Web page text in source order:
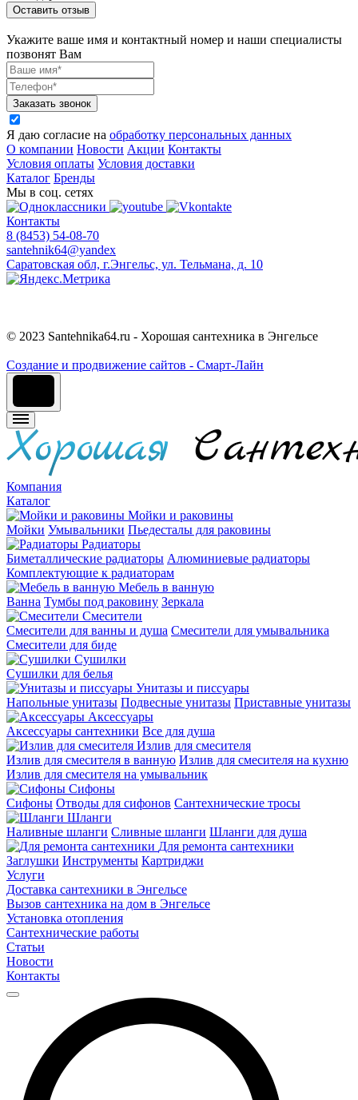
Оставить отзыв
Укажите ваше имя и контактный номер и наши специалисты
позвонят Вам
Заказать звонок
Я даю согласие на обработку персональных данных
О компании Новости Акции Контакты
Условия оплаты Условия доставки
Каталог Бренды
Мы в соц. сетях
Контакты
8 (8453) 54-08-70
santehnik64@yandex
Саратовская обл, г.Энгельс, ул. Тельмана, д. 10
© 2023 Santehnika64.ru - Хорошая сантехника в Энгельсе
Cоздание и продвижение сайтов - Смарт-Лайн
Компания
Каталог
Мойки и раковины
Мойки Умывальники Пьедесталы для раковины
Радиаторы
Биметаллические радиаторы Алюминиевые радиаторы
Комплектующие к радиаторам
Мебель в ванную
Ванна Тумбы под раковину Зеркала
Смесители
Смесители для ванны и душа Смесители для умывальника
Смесители для биде
Сушилки
Сушилки для белья
Унитазы и писсуары
Напольные унитазы Подвесные унитазы Приставные унитазы
Аксессуары
Аксессуары сантехники Все для душа
Излив для смесителя
Излив для смесителя в ванную Излив для смесителя на кухню
Излив для смесителя на умывальник
Сифоны
Сифоны Отводы для сифонов Сантехнические тросы
Шланги
Наливные шланги Сливные шланги Шланги для душа
Для ремонта сантехники
Заглушки Инструменты Картриджи
Услуги
Доставка сантехники в Энгельсе
Вызов сантехника на дом в Энгельсе
Установка отопления
Сантехнические работы
Статьи
Новости
Контакты